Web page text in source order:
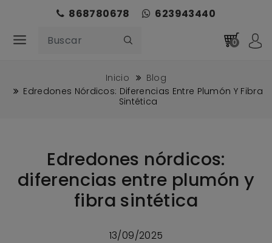
868780678 623943440
0
Inicio
Blog
Edredones Nórdicos: Diferencias Entre Plumón Y Fibra
Sintética
Edredones nórdicos:
diferencias entre plumón y
fibra sintética
13/09/2025